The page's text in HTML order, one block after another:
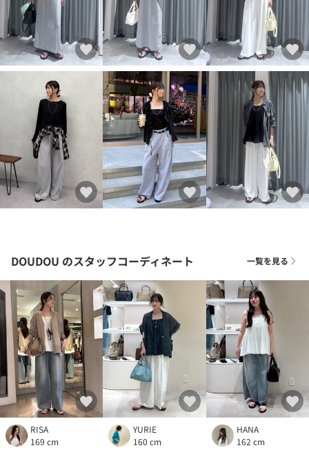
DOUDOU のスタッフコーディネート 一覧を見る
RISA
169 cm
YURIE
160 cm
HANA
162 cm